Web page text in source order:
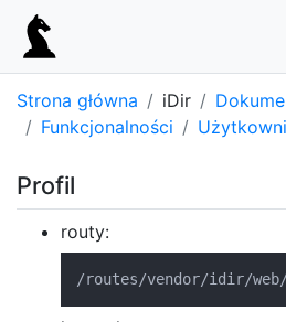
Strona główna iDir
Funkcjonalności
Profil
routy:
/routes/vendor/idir/